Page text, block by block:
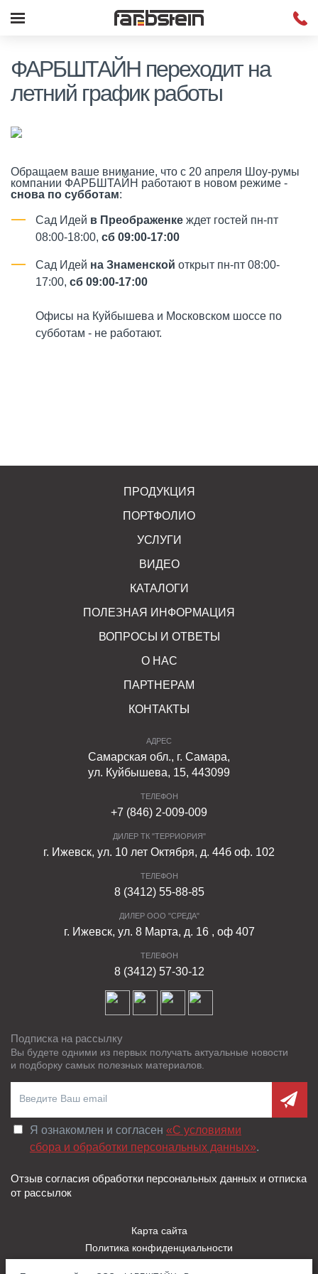
ФАРБШТАЙН переходит на
летний график работы
Обращаем ваше внимание, что с 20 апреля Шоу-румы
компании ФАРБШТАЙН работают в новом режиме -
снова по субботам:
Сад Идей в Преображенке ждет гостей пн-пт
08:00-18:00, сб 09:00-17:00
Сад Идей на Знаменской открыт пн-пт 08:00-
17:00, сб 09:00-17:00
Офисы на Куйбышева и Московском шоссе по
субботам - не работают.
ПРОДУКЦИЯ
ПОРТФОЛИО
УСЛУГИ
ВИДЕО
КАТАЛОГИ
ПОЛЕЗНАЯ ИНФОРМАЦИЯ
ВОПРОСЫ И ОТВЕТЫ
О НАС
ПАРТНЕРАМ
КОНТАКТЫ
АДРЕС
Самарская обл., г. Самара,
ул. Куйбышева, 15, 443099
ТЕЛЕФОН
+7 (846) 2-009-009
ДИЛЕР ТК "ТЕРРИОРИЯ"
г. Ижевск, ул. 10 лет Октября, д. 44б оф. 102
ТЕЛЕФОН
8 (3412) 55-88-85
ДИЛЕР ООО "СРЕДА"
г. Ижевск, ул. 8 Марта, д. 16 , оф 407
ТЕЛЕФОН
8 (3412) 57-30-12
Подписка на рассылку
Вы будете одними из первых получать актуальные новости
и подборку самых полезных материалов.
Я ознакомлен и согласен «C условиями
сбора и обработки персональных данных».
Отзыв согласия обработки персональных данных и отписка
от рассылок
Карта сайта
Политика конфиденциальности